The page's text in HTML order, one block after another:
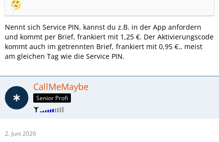
Nennt sich Service PIN, kannst du z.B. in der App anfordern
und kommt per Brief, frankiert mit 1,25 €. Der Aktivierungscode
kommt auch im getrennten Brief, frankiert mit 0,95 €., meist
am gleichen Tag wie die Service PIN.
CallMeMaybe
Senior Profi
2. Juni 2026